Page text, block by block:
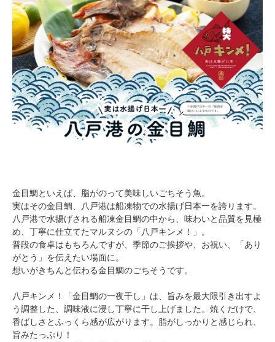
金目鯛といえば、脂がのって美味しいごちそう魚。
実はその金目鯛、八戸港は船凍物での水揚げ日本一を誇ります。
八戸港で水揚げされる船凍金目鯛の中から、味わいと品質を見極
め、丁寧に仕立てたマルヌシの「八戸キンメ！」。
普段の食卓はもちろんですが、季節のご挨拶や、お祝い、「あり
がとう」を伝えたい場面に。
想いがきちんと伝わる金目鯛のごちそうです。
八戸キンメ！「金目鯛の一夜干し」は、旨みを最大限引き出すよ
う調整した、調味液に浸し丁寧に干し上げました。焼くだけで、
香ばしさとふっくら感が広がります。脂がしっかりと感じられ、
旨みたっぷり！